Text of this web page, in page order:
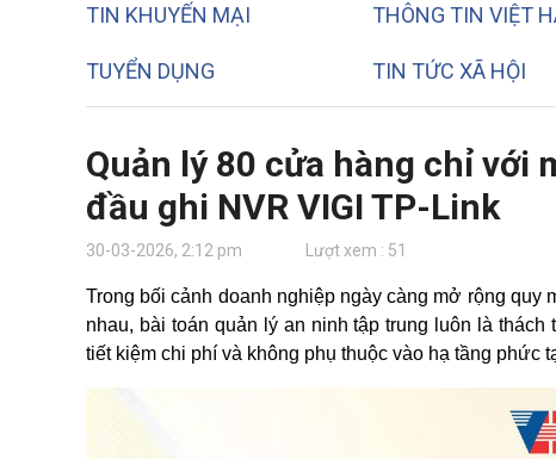
TIN KHUYẾN MẠI THÔNG TIN VIỆT
TUYỂN DỤNG TIN TỨC XÃ HỘI
Quản lý 80 cửa hàng chỉ với
đầu ghi NVR VIGI TP-Link
30-03-2026, 2:12 pm Lượt xem : 51
Trong bối cảnh doanh nghiệp ngày càng mở rộng
nhau, bài toán quản lý an ninh tập trung luôn là
tiết kiệm chi phí và không phụ thuộc vào hạ tầng phức